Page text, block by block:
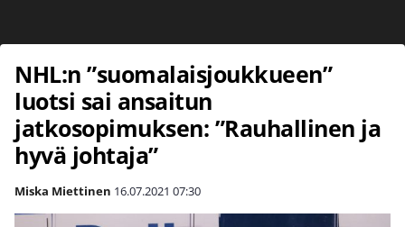
NHL:n ”suomalaisjoukkueen”
luotsi sai ansaitun
jatkosopimuksen: ”Rauhallinen ja
hyvä johtaja”
Miska Miettinen 16.07.2021 07:30